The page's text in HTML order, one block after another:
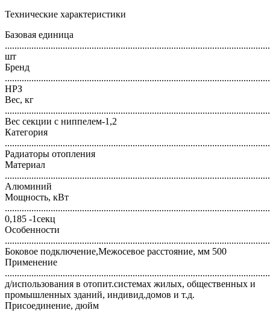
Технические характеристики
Базовая единица
шт
Бренд
НРЗ
Вес, кг
Вес секции с ниппелем-1,2
Категория
Радиаторы отопления
Материал
Алюминий
Мощность, кВт
0,185 -1секц
Особенности
Боковое подключение,Межосевое расстояние, мм 500
Применение
д/использования в отопит.системах жилых, общественных и
промышленных зданий, индивид.домов и т.д.
Присоединение, дюйм